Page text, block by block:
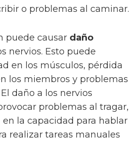
o problemas al caminar.
puede causar daño
nervios. Esto puede
en los músculos, pérdida
los miembros y problemas
daño a los nervios
problemas al tragar,
la capacidad para hablar
realizar tareas manuales